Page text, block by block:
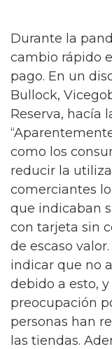
Durante la
cambio rápido
pago. En un
Bullock,
Reserva, hacía
como los
reducir la
comerciantes
que indicaban
con tarjeta sin
de escaso
indicar que no
debido a esto,
preocupación
personas han
las tiendas.